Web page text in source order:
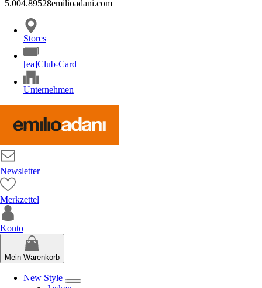
5.004.89528emilioadani.com
Stores
[ea]Club-Card
Unternehmen
Newsletter
Merkzettel
Konto
Mein Warenkorb
New Style